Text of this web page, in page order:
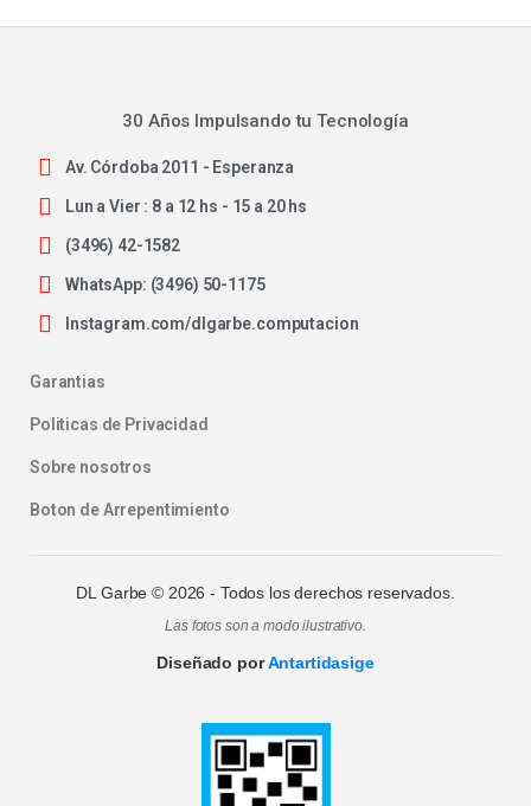
30 Años Impulsando tu Tecnología
Av. Córdoba 2011 - Esperanza
Lun a Vier : 8 a 12 hs - 15 a 20 hs
(3496) 42-1582
WhatsApp: (3496) 50-1175
Instagram.com/dlgarbe.computacion
Garantias
Politicas de Privacidad
Sobre nosotros
Boton de Arrepentimiento
DL Garbe © 2026 - Todos los derechos reservados.
Las fotos son a modo ilustrativo.
Diseñado porAntartidasige